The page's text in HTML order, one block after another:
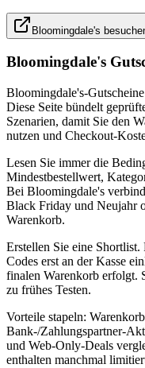
Bloomingdale's
Bloomingdale's
Bloomingdale's-
Diese Seite bündelt
Szenarien, damit Sie den
nutzen und Checkout-
Lesen Sie immer die
Mindestbestellwert,
Bei Bloomingdale's
Black Friday und Neujahr
Warenkorb.
Erstellen Sie eine Shortlist.
Codes erst an der Kasse
finalen Warenkorb erfolgt.
zu frühes Testen.
Vorteile stapeln:
Bank-/Zahlungspartner-
und Web-Only-Deals
enthalten manchmal